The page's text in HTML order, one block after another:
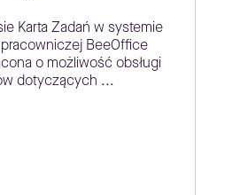
Karta Zadań w systemie
BeeOffice
o możliwość obsługi
dotyczących ...